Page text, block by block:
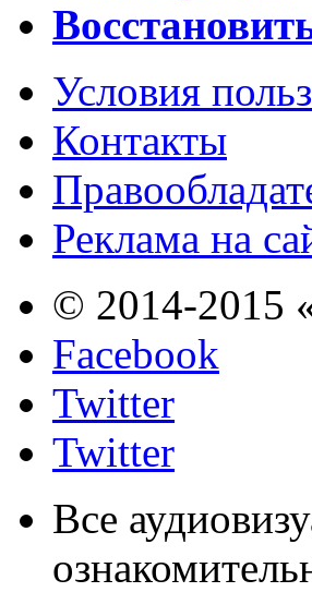
Условия
Контакты
Реклама на
© 2014-2015
Facebook
Twitter
Twitter
Все